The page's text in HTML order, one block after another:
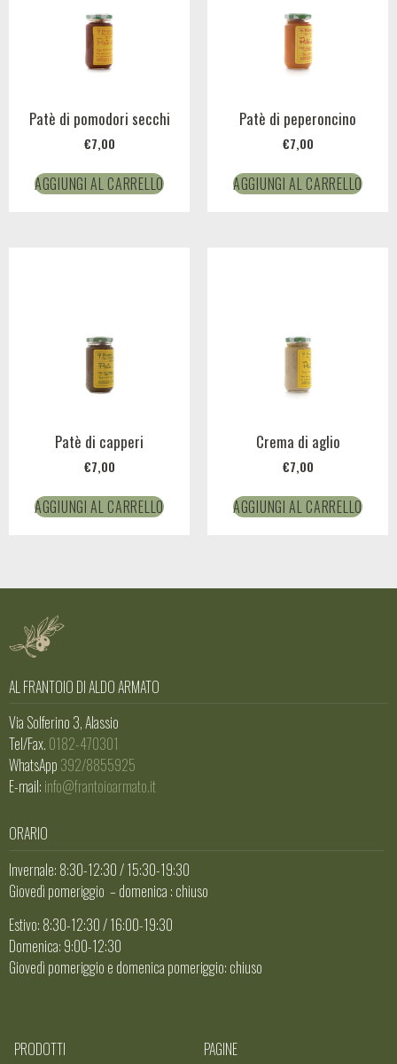
Patè di pomodori secchi
€7,00
AGGIUNGI AL CARRELLO
Patè di peperoncino
€7,00
AGGIUNGI AL CARRELLO
Patè di capperi
€7,00
AGGIUNGI AL CARRELLO
Crema di aglio
€7,00
AGGIUNGI AL CARRELLO
AL FRANTOIO DI ALDO ARMATO
Via Solferino 3, Alassio
Tel/Fax. 0182-470301
WhatsApp 392/8855925
E-mail: info@frantoioarmato.it
ORARIO
Invernale: 8:30-12:30 / 15:30-19:30
Giovedì pomeriggio – domenica : chiuso
Estivo: 8:30-12:30 / 16:00-19:30
Domenica: 9:00-12:30
Giovedì pomeriggio e domenica pomeriggio: chiuso
PRODOTTI PAGINE